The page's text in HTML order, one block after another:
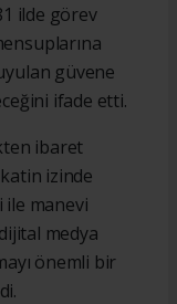
ilde görev
güvene
ifade etti.
ibaret
izinde
ile manevi
medya
önemli bir